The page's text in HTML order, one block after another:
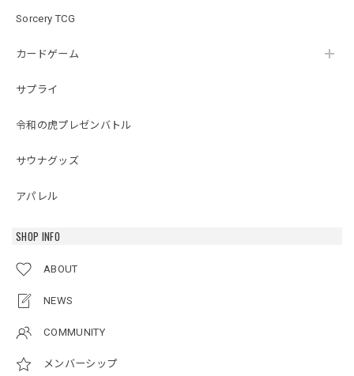
Sorcery TCG
カードゲーム
サプライ
令和の虎プレゼンバトル
サウナグッズ
アパレル
SHOP INFO
ABOUT
NEWS
COMMUNITY
メンバーシップ